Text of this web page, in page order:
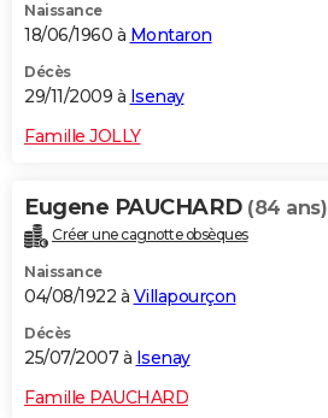
Naissance
18/06/1960 à Montaron
Décès
29/11/2009 à Isenay
Famille JOLLY
Eugene PAUCHARD (84 ans)
Créer une cagnotte obsèques
Naissance
04/08/1922 à Villapourçon
Décès
25/07/2007 à Isenay
Famille PAUCHARD